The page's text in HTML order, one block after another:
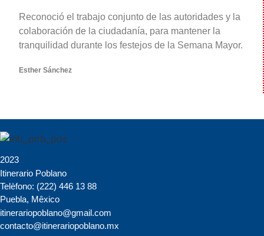
Reconoció el trabajo conjunto de las autoridades y la
colaboración de la ciudadanía, para mantener la
tranquilidad durante los festejos de la Semana Mayor.
Esther Sánchez
2023
Itinerario Poblano
Telèfono: (222) 446 13 88
Puebla, Mêxico
itinerariopoblano@gmail.com
contacto@itinerariopoblano.mx